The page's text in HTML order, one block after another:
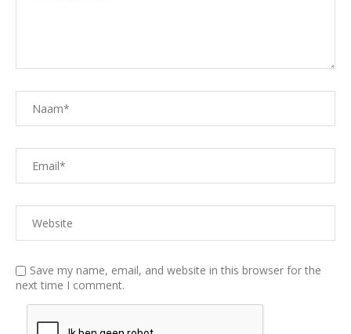
Save my name, email, and website in this browser for the
next time I comment.